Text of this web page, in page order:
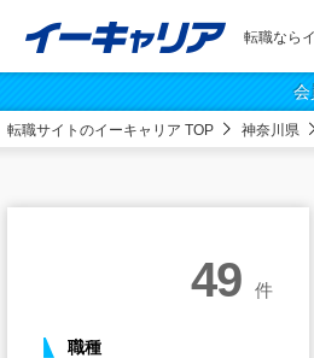
転職なら
会
転職サイトのイーキャリア TOP 神奈川県
49 件
職種